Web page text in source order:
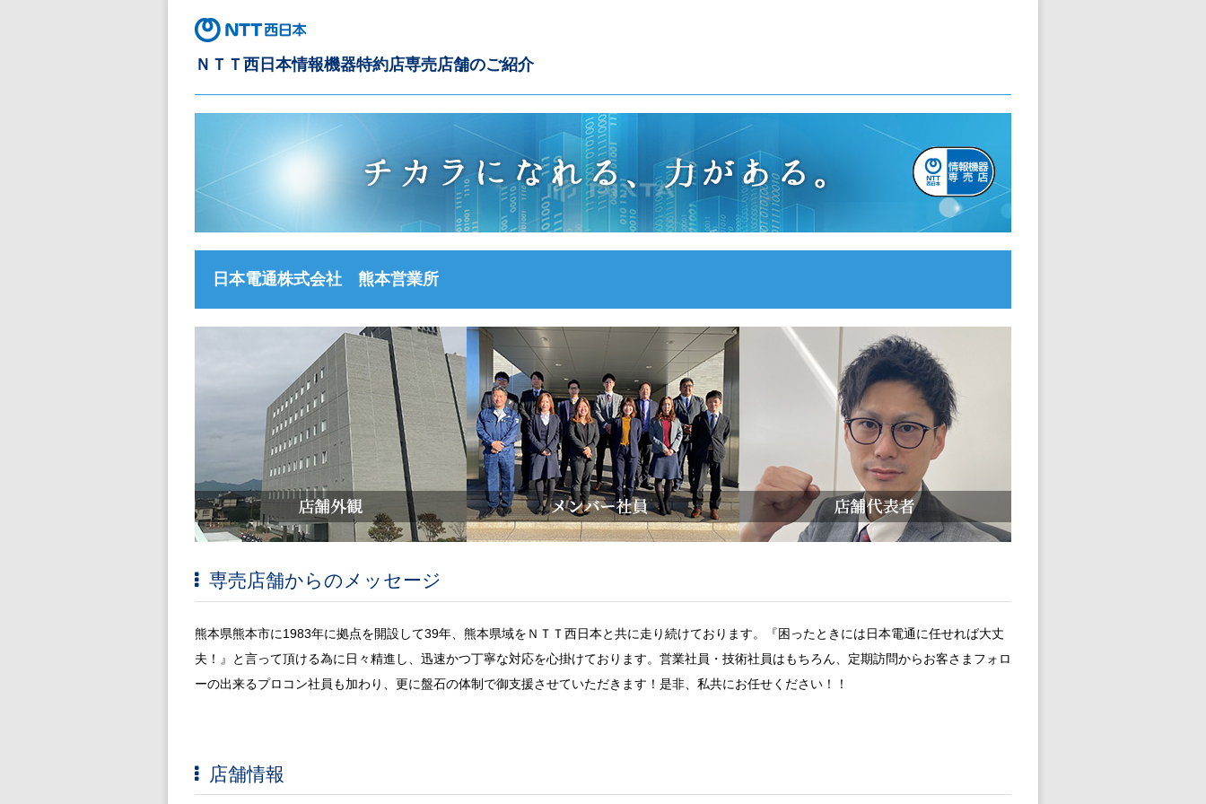
ＮＴＴ西日本情報機器特約店専売店舗のご紹介
日本電通株式会社 熊本営業所
専売店舗からのメッセージ
熊本県熊本市に1983年に拠点を開設して39年、熊本県域をＮＴＴ西日本と共に走り続けております。『困ったときには日本電通に任せれば大丈
夫！』と言って頂ける為に日々精進し、迅速かつ丁寧な対応を心掛けております。営業社員・技術社員はもちろん、定期訪問からお客さまフォロ
ーの出来るプロコン社員も加わり、更に盤石の体制で御支援させていただきます！是非、私共にお任せください！！
店舗情報